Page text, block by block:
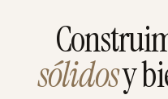
sólidosy